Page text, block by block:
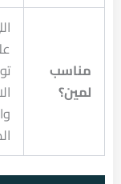
مناسب
لمين؟